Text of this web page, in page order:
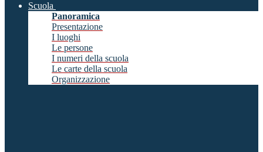
Scuola
Panoramica
Presentazione
I luoghi
Le persone
I numeri della scuola
Le carte della scuola
Organizzazione